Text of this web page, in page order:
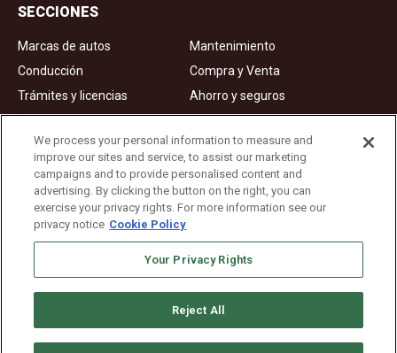
SECCIONES
Marcas de autos
Mantenimiento
Conducción
Compra y Venta
Trámites y licencias
Ahorro y seguros
Noticias
Videos de autos
Ad Choices
About Us
Editorial Guidelines
We process your personal information to measure and
improve our sites and service, to assist our marketing
campaigns and to provide personalised content and
advertising. By clicking the button on the right, you can
exercise your privacy rights. For more information see our
privacy notice Cookie Policy
Your Privacy Rights
Reject All